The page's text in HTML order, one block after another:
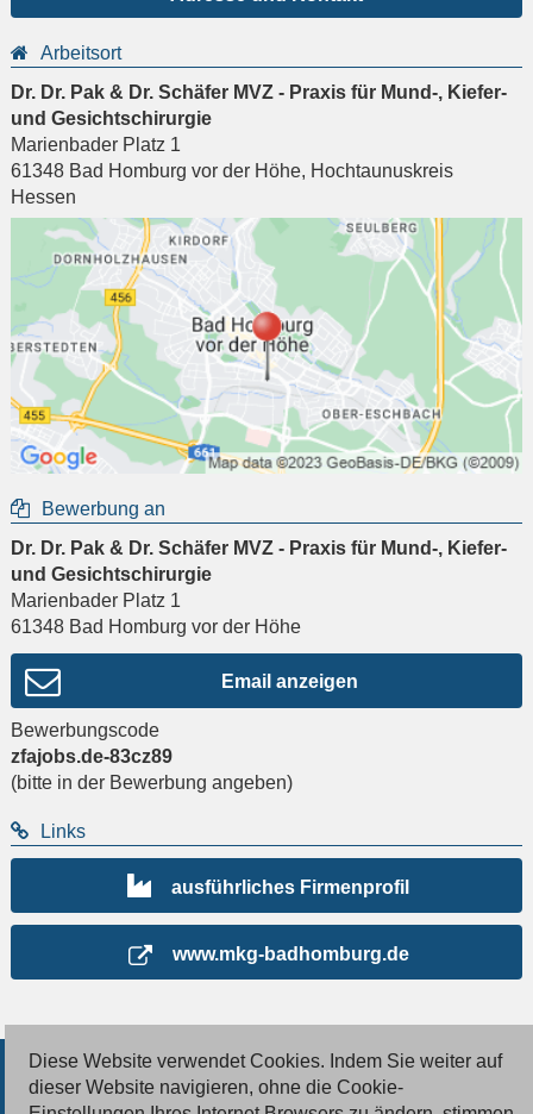
Arbeitsort
Dr. Dr. Pak & Dr. Schäfer MVZ - Praxis für Mund-, Kiefer-
und Gesichtschirurgie
Marienbader Platz 1
61348 Bad Homburg vor der Höhe, Hochtaunuskreis
Hessen
Bewerbung an
Dr. Dr. Pak & Dr. Schäfer MVZ - Praxis für Mund-, Kiefer-
und Gesichtschirurgie
Marienbader Platz 1
61348 Bad Homburg vor der Höhe
Email anzeigen
Bewerbungscode
zfajobs.de-83cz89
(bitte in der Bewerbung angeben)
Links
ausführliches Firmenprofil
www.mkg-badhomburg.de
© 2026 Deutsche Jobmarkt GmbH
Diese Website verwendet Cookies. Indem Sie weiter auf
dieser Website navigieren, ohne die Cookie-